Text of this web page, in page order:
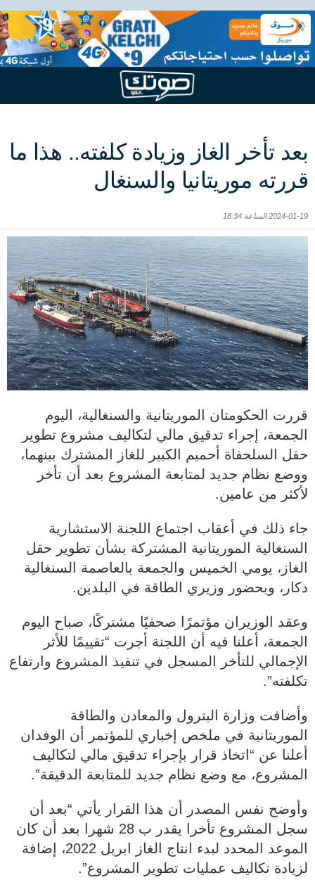
بعد تأخر الغاز وزيادة كلفته.. هذا ما
قررته موريتانيا والسنغال
2024-01-19 الساعة 18:34
قررت الحكومتان الموريتانية والسنغالية، اليوم
الجمعة، إجراء تدقيق مالي لتكاليف مشروع تطوير
حقل السلحفاة أحميم الكبير للغاز المشترك بينهما،
ووضع نظام جديد لمتابعة المشروع بعد أن تأخر
لأكثر من عامين.
جاء ذلك في أعقاب اجتماع اللجنة الاستشارية
السنغالية الموريتانية المشتركة بشأن تطوير حقل
الغاز، يومي الخميس والجمعة بالعاصمة السنغالية
دكار، وبحضور وزيري الطاقة في البلدين.
وعقد الوزيران مؤتمرًا صحفيًا مشتركًا، صباح اليوم
الجمعة، أعلنا فيه أن اللجنة أجرت “تقييمًا للأثر
الإجمالي للتأخر المسجل في تنفيذ المشروع وارتفاع
تكلفته”.
وأضافت وزارة البترول والمعادن والطاقة
الموريتانية في ملخص إخباري للمؤتمر أن الوفدان
أعلنا عن “اتخاذ قرار بإجراء تدقيق مالي لتكاليف
المشروع، مع وضع نظام جديد للمتابعة الدقيقة”.
وأوضح نفس المصدر أن هذا القرار يأتي “بعد أن
سجل المشروع تأخرا يقدر ب 28 شهرا بعد أن كان
الموعد المحدد لبدء انتاج الغاز ابريل 2022، إضافة
لزيادة تكاليف عمليات تطوير المشروع”.